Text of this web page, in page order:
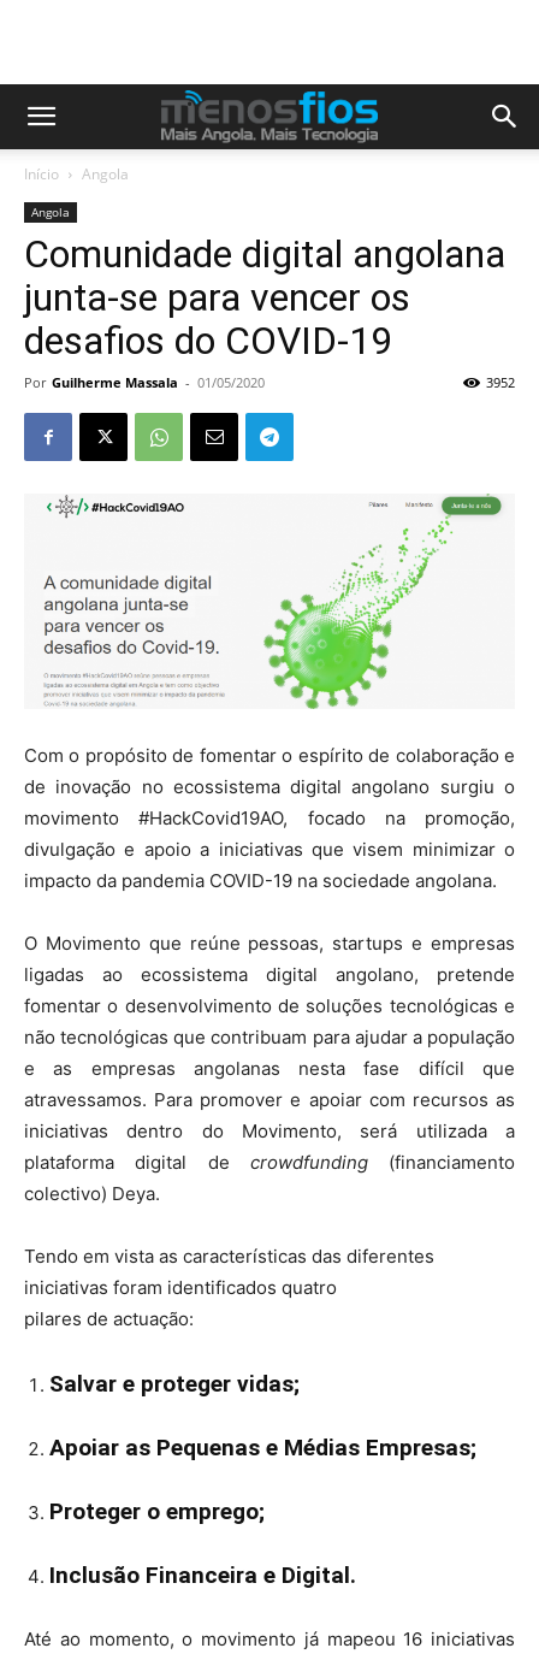
Início Angola
Angola
Comunidade digital angolana
junta-se para vencer os
desafios do COVID-19
Por Guilherme Massala - 01/05/2020 3952
Com o propósito de fomentar o espírito de colaboração e
de inovação no ecossistema digital angolano surgiu o
movimento #HackCovid19AO, focado na promoção,
divulgação e apoio a iniciativas que visem minimizar o
impacto da pandemia COVID-19 na sociedade angolana.
O Movimento que reúne pessoas, startups e empresas
ligadas ao ecossistema digital angolano, pretende
fomentar o desenvolvimento de soluções tecnológicas e
não tecnológicas que contribuam para ajudar a população
e as empresas angolanas nesta fase difícil que
atravessamos. Para promover e apoiar com recursos as
iniciativas dentro do Movimento, será utilizada a
plataforma digital de crowdfunding(financiamento
colectivo) Deya.
Tendo em vista as características das diferentes
iniciativas foram identificados quatro
pilares de actuação:
Salvar e proteger vidas;
Apoiar as Pequenas e Médias Empresas;
Proteger o emprego;
Inclusão Financeira e Digital.
Até ao momento, o movimento já mapeou 16 iniciativas